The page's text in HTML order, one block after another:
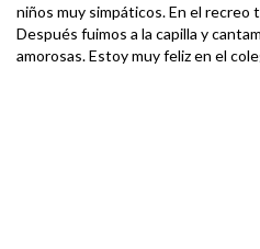
niños muy simpáticos. En el recreo
Después fuimos a la capilla y
amorosas. Estoy muy feliz en el